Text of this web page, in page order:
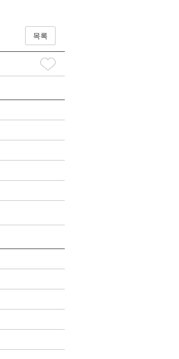
목록